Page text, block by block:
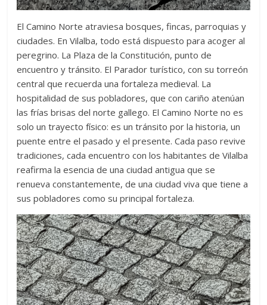
El Camino Norte atraviesa bosques, fincas, parroquias y
ciudades. En Vilalba, todo está dispuesto para acoger al
peregrino. La Plaza de la Constitución, punto de
encuentro y tránsito. El Parador turístico, con su torreón
central que recuerda una fortaleza medieval. La
hospitalidad de sus pobladores, que con cariño atenúan
las frías brisas del norte gallego. El Camino Norte no es
solo un trayecto físico: es un tránsito por la historia, un
puente entre el pasado y el presente. Cada paso revive
tradiciones, cada encuentro con los habitantes de Vilalba
reafirma la esencia de una ciudad antigua que se
renueva constantemente, de una ciudad viva que tiene a
sus pobladores como su principal fortaleza.